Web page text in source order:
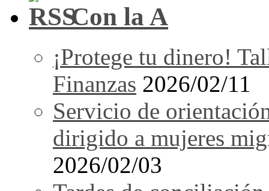
Con la A
¡Protege tu dinero!
Finanzas 2026/02/11
Servicio de
dirigido a mujeres
2026/02/03